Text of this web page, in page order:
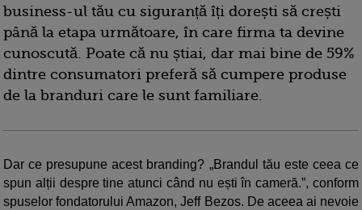
business-ul tău cu siguranță îți dorești să crești
până la etapa următoare, în care firma ta devine
cunoscută. Poate că nu știai, dar mai bine de 59%
dintre consumatori preferă să cumpere produse
de la branduri care le sunt familiare.
Dar ce presupune acest branding? „Brandul tău este ceea ce
spun alții despre tine atunci când nu ești în cameră.”, conform
spuselor fondatorului Amazon, Jeff Bezos. De aceea ai nevoie